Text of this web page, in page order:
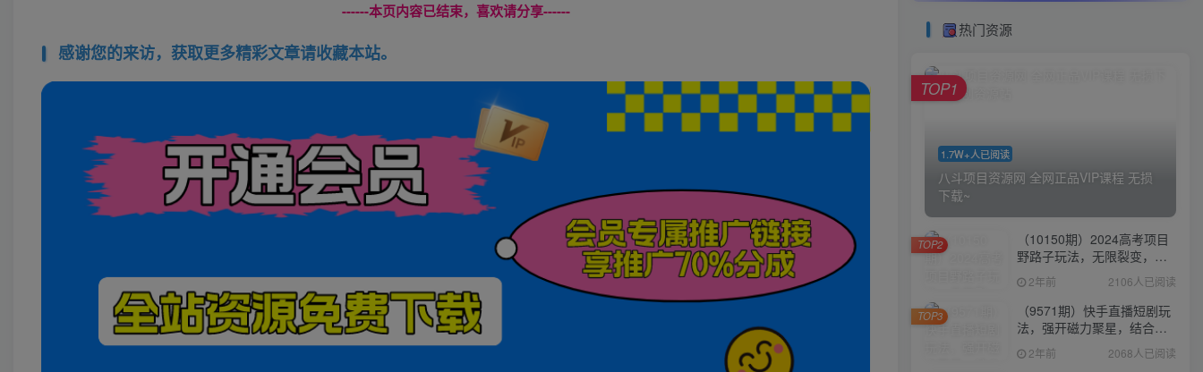
------本页内容已结束，喜欢请分享------
感谢您的来访，获取更多精彩文章请收藏本站。
热门资源
1.7W+人已阅读
八斗项目资源网 全网正品VIP课程 无损
下载~
TOP1
（10150期）2024高考项目
野路子玩法，无限裂变，最
高一天1W＋！
2年前 2106人已阅读
TOP2
（9571期）快手直播短剧玩
法，强开磁力聚星，结合多
种变现方式日入600+
2年前 2068人已阅读
TOP3